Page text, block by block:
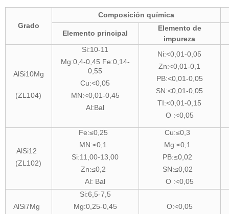
Grado
Composición química
Elemento principal
Elemento de
impureza
AlSi10Mg
(ZL104)
Si:10-11
Mg:0,4-0,45 Fe:0,14-
0,55
Cu:<0,05
MN:<0,01-0,45
Al:Bal
Ni:<0,01-0,05
Zn:<0,01-0,1
PB:<0,01-0,05
SN:<0,01-0,05
TI:<0,01-0,15
O :<0,05
AlSi12
(ZL102)
Fe:≤0,25
MN:≤0,1
Si:11,00-13,00
Zn:≤0,2
Al: Bal
Cu:≤0,3
Mg:≤0,1
PB:≤0,02
SN:≤0,02
O :<0,05
AlSi7Mg
Si:6,5-7,5
Mg:0,25-0,45
O:<0,05